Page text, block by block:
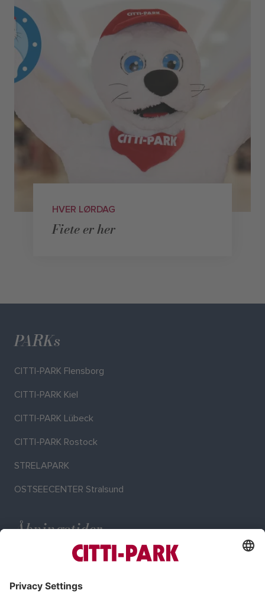
HVER LØRDAG
Fiete er her
PARKs
CITTI-PARK Flensborg
CITTI-PARK Kiel
CITTI-PARK Lübeck
CITTI-PARK Rostock
STRELAPARK
OSTSEECENTER Stralsund
Åbningstider
Ma - Lø: 09:00 - 20:00